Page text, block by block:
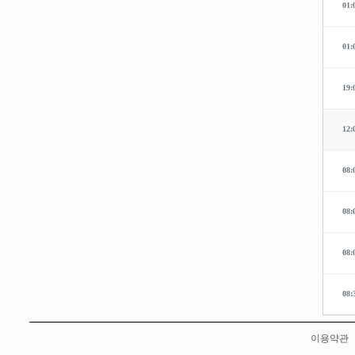
이용약관